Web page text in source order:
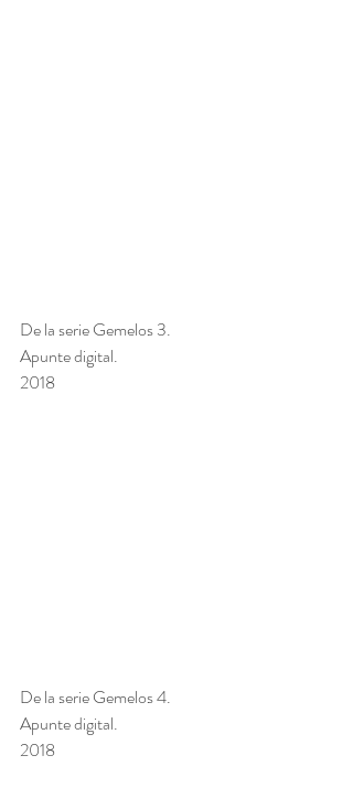
De la serie Gemelos 3.
Apunte digital.
2018
De la serie Gemelos 4.
Apunte digital.
2018